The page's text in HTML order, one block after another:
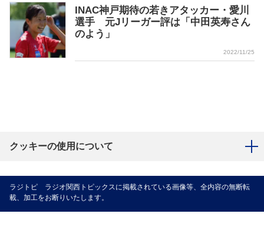
INAC神戸期待の若きアタッカー・愛川
選手 元Jリーガー評は「中田英寿さん
のよう」
2022/11/25
クッキーの使用について
ラジトピ ラジオ関西トピックスに掲載されている画像等、全内容の無断転
載、加工をお断りいたします。